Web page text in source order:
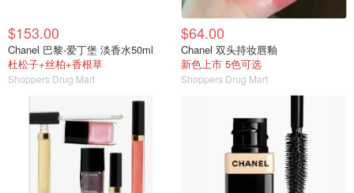
$153.00
Chanel 巴黎-爱丁堡 淡香水50ml
杜松子+丝柏+香根草
Shoppers Drug Mart
$64.00
Chanel 双头持妆唇釉
新色上市 5色可选
Shoppers Drug Mart